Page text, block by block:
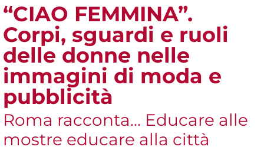
“CIAO FEMMINA”.
Corpi, sguardi e ruoli
delle donne nelle
immagini di moda e
pubblicità
Roma racconta... Educare alle
mostre educare alla città